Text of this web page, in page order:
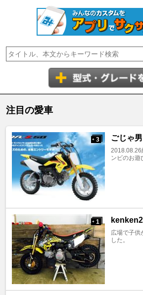
注目の愛車
+ 3 ごじゃ男
2018.08.26
ンビのお遊
+ 1
広場で子供
した。